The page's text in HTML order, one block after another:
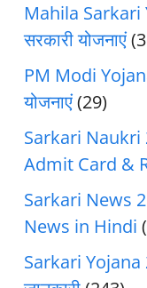
Mahila Sarkari
सरकारी योजनाएं
PM Modi
योजनाएं(29)
Sarkari Naukri
Admit Card &
Sarkari News
News in Hindi
Sarkari Yojana